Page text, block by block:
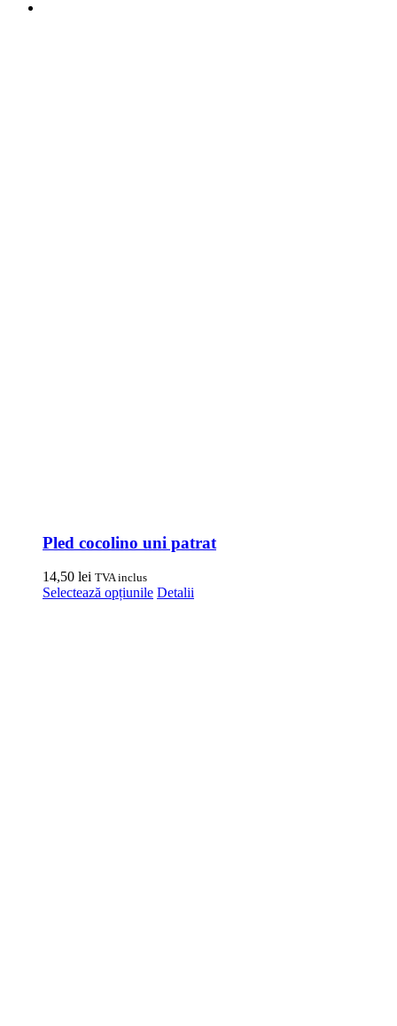
Pled cocolino uni patrat
14,50 lei TVA inclus
Selectează opțiunile Acest
Detalii